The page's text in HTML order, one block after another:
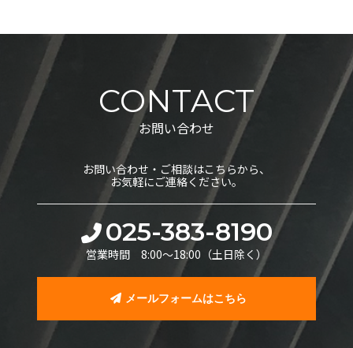
CONTACT
お問い合わせ
お問い合わせ・ご相談はこちらから、
お気軽にご連絡ください。
025-383-8190
営業時間 8:00〜18:00（土日除く）
メールフォームはこちら